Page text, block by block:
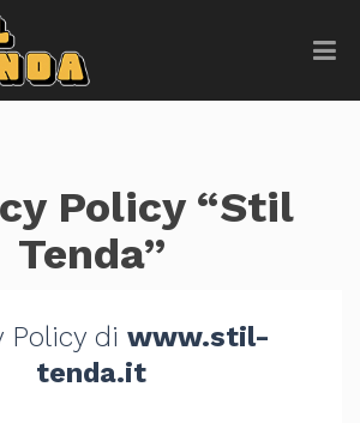
Policy “Stil
Tenda”
Policy di www.stil-
tenda.it